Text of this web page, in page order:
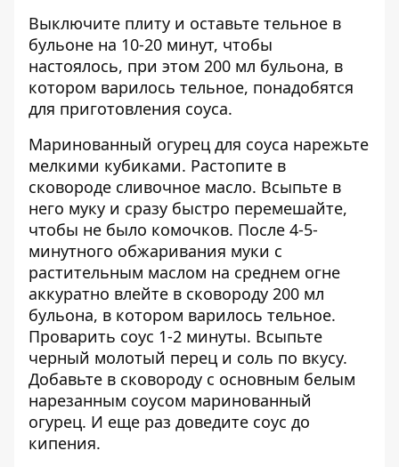
Выключите плиту и оставьте тельное в
бульоне на 10-20 минут, чтобы
настоялось, при этом 200 мл бульона, в
котором варилось тельное, понадобятся
для приготовления соуса.
Маринованный огурец для соуса нарежьте
мелкими кубиками. Растопите в
сковороде сливочное масло. Всыпьте в
него муку и сразу быстро перемешайте,
чтобы не было комочков. После 4-5-
минутного обжаривания муки с
растительным маслом на среднем огне
аккуратно влейте в сковороду 200 мл
бульона, в котором варилось тельное.
Проварить соус 1-2 минуты. Всыпьте
черный молотый перец и соль по вкусу.
Добавьте в сковороду с основным белым
нарезанным соусом маринованный
огурец. И еще раз доведите соус до
кипения.